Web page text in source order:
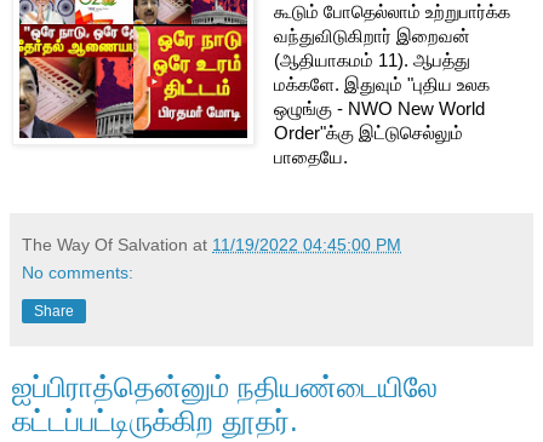
கூடும் போதெல்லாம் உற்றுபார்க்க
வந்துவிடுகிறார் இறைவன்
(ஆதியாகமம் 11). ஆபத்து
மக்களே. இதுவும் "புதிய உலக
ஒழுங்கு - NWO New World
Order"க்கு இட்டுசெல்லும்
பாதையே.
The Way Of Salvation at 11/19/2022 04:45:00 PM
No comments:
Share
ஐப்பிராத்தென்னும் நதியண்டையிலே
கட்டப்பட்டிருக்கிற தூதர்.